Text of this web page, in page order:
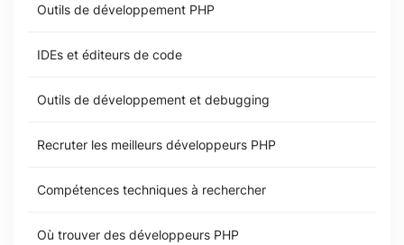
Outils de développement PHP
IDEs et éditeurs de code
Outils de développement et debugging
Recruter les meilleurs développeurs PHP
Compétences techniques à rechercher
Où trouver des développeurs PHP